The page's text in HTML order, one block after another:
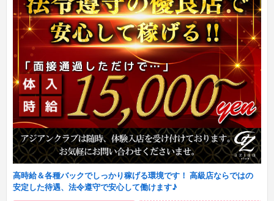
高時給＆各種バックでしっかり稼げる環境です！ 高級店ならではの
安定した待遇、法令遵守で安心して働けます♪